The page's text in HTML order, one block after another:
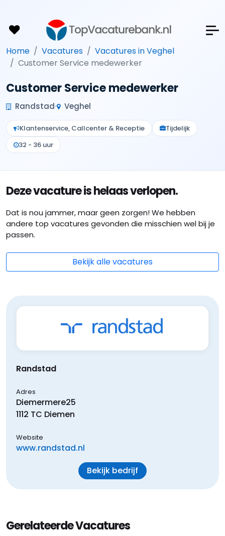
Home Vacatures
Vacatures in Veghel
Customer Service medewerker
Customer Service medewerker
Randstad Veghel
Klantenservice, Callcenter & Receptie
Tijdelijk
32 - 36 uur
Deze vacature is helaas verlopen.
Dat is nou jammer, maar geen zorgen! We hebben
andere top vacatures gevonden die misschien wel bij je
passen.
Bekijk alle vacatures
Randstad
Adres
Diemermere25
1112 TC Diemen
Website
www.randstad.nl
Bekijk bedrijf
Gerelateerde Vacatures